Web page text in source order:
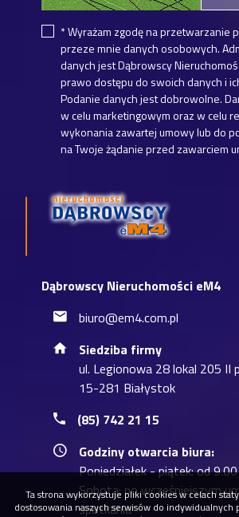
Dąbrowscy Nieruchomości eM4
biuro@em4.com.pl
Siedziba firmy
ul. Legionowa 28 lokal 205 II
15-281 Białystok
(85) 742 21 15
Godziny otwarcia biura:
Poniedziałek - piątek: od
Sobota: po wcześniejszym
spotkania
* Wyrażam zgodę na przetwarzanie
przeze mnie danych osobowych.
danych jest Dąbrowscy
prawo dostępu do swoich danych i
Podanie danych jest dobrowolne.
w celu marketingowym oraz w celu
wykonania zawartej umowy lub do
na Twoje żądanie przed zawarciem
Ta strona wykorzystuje pliki cookies w celach
dostosowania naszych serwisów do